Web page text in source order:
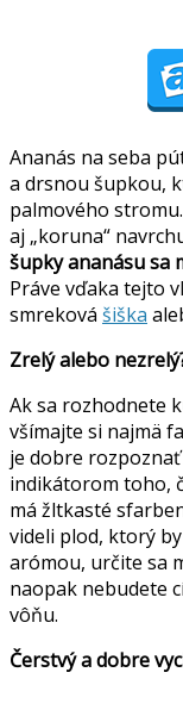
Ananás na seba
a drsnou šupkou,
palmového
aj „koruna“
šupky ananásu sa
Práve vďaka tejto
smreková šiška
Zrelý alebo
Ak sa rozhodnete
všímajte si najmä
je dobre
indikátorom toho,
má žltkasté
videli plod, ktorý
arómou, určite sa
naopak nebudete
vôňu.
Čerstvý a dobre